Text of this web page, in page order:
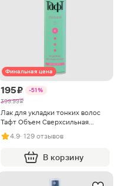
Финальная цена
195 ₽
-51%
399.99 ₽
Лак для укладки тонких волос
Тафт Объем Сверхсильная
фиксация 225мл
4.9· 129 отзывов
В корзину